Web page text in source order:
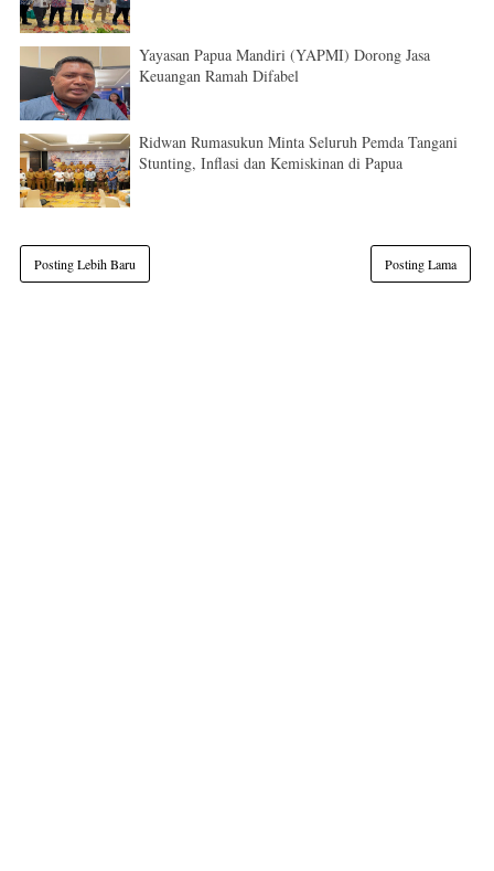
Yayasan Papua Mandiri (YAPMI) Dorong Jasa
Keuangan Ramah Difabel
Ridwan Rumasukun Minta Seluruh Pemda Tangani
Stunting, Inflasi dan Kemiskinan di Papua
Posting Lebih Baru Posting Lama